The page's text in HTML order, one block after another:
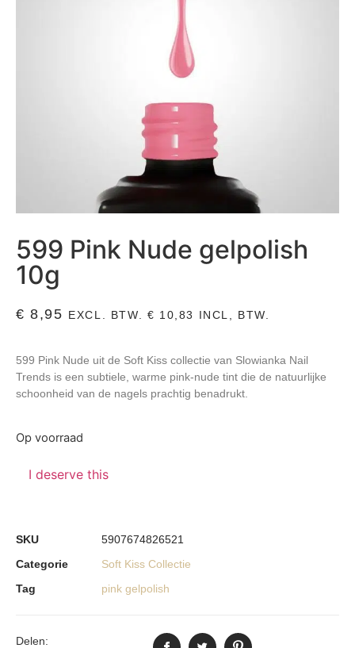
599 Pink Nude gelpolish
10g
€ 8,95 EXCL. BTW. € 10,83 INCL, BTW.
599 Pink Nude uit de Soft Kiss collectie van Slowianka Nail
Trends is een subtiele, warme pink-nude tint die de natuurlijke
schoonheid van de nagels prachtig benadrukt.
Op voorraad
I deserve this
SKU
5907674826521
Categorie
Soft Kiss Collectie
Tag
pink gelpolish
Delen: